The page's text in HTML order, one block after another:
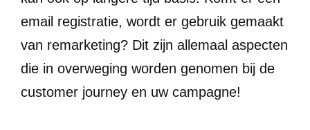
email registratie, wordt er gebruik gemaakt
van remarketing? Dit zijn allemaal aspecten
die in overweging worden genomen bij de
customer journey en uw campagne!